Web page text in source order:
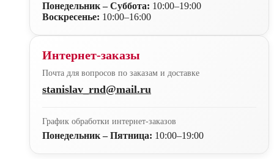
Понедельник – Суббота: 10:00–19:00
Воскресенье: 10:00–16:00
Интернет-заказы
Почта для вопросов по заказам и доставке
stanislav_rnd@mail.ru
График обработки интернет-заказов
Понедельник – Пятница: 10:00–19:00